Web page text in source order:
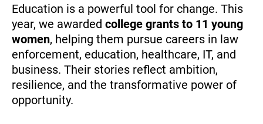
Education is a powerful tool for change. This
year, we awarded college grants to 11 young
women, helping them pursue careers in law
enforcement, education, healthcare, IT, and
business. Their stories reflect ambition,
resilience, and the transformative power of
opportunity.